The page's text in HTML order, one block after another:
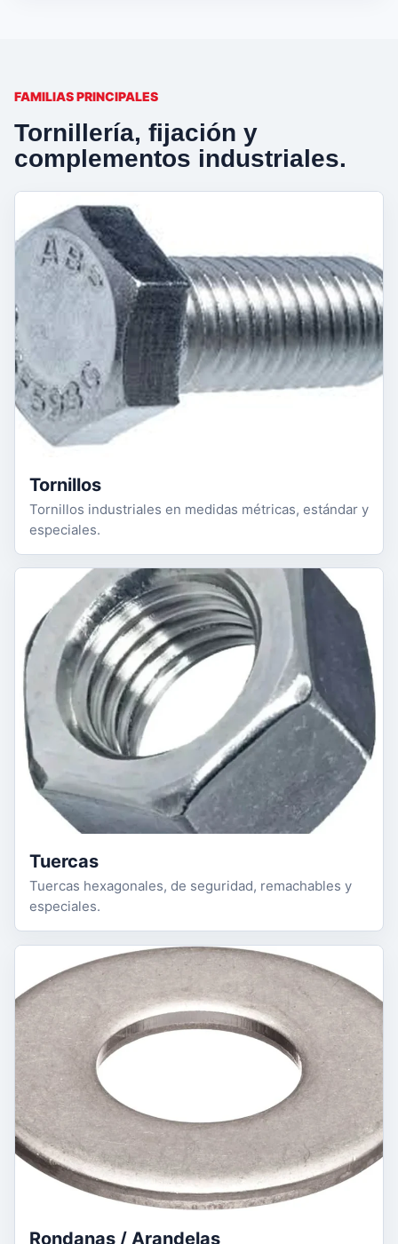
FAMILIAS PRINCIPALES
Tornillería, fijación y
complementos industriales.
Tornillos
Tornillos industriales en medidas métricas, estándar y
especiales.
Tuercas
Tuercas hexagonales, de seguridad, remachables y
especiales.
Rondanas / Arandelas